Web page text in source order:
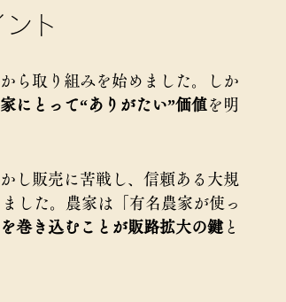
ト
ら取り組みを始めました。しか
にとって“ありがたい”価値を明
し販売に苦戦し、信頼ある大規
した。農家は「有名農家が使っ
巻き込むことが販路拡大の鍵と